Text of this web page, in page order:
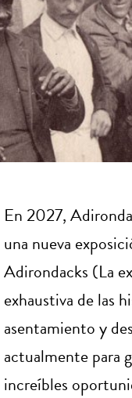
En 2027,
una nueva
Adirondacks (La
exhaustiva de las
asentamiento y
actualmente para
increíbles